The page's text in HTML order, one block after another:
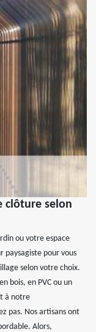
clôture selon
ou votre espace
paysagiste pour vous
selon votre choix.
bois, en PVC ou un
à notre
pas. Nos artisans ont
Alors,